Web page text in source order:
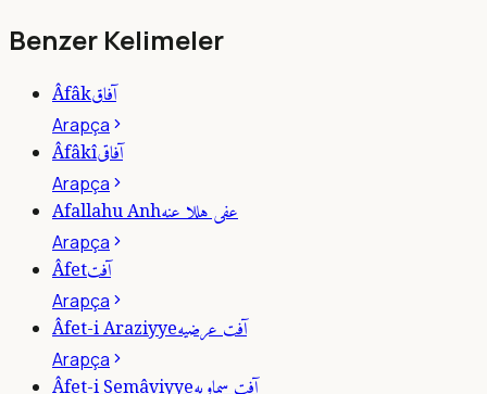
Benzer Kelimeler
Âfâkآفاق
Arapça
Âfâkîآفاقى
Arapça
Afallahu Anhعفى هللا عنه
Arapça
Âfetآفت
Arapça
Âfet-i Araziyyeآفت عرضيه
Arapça
Âfet-i Semâviyye